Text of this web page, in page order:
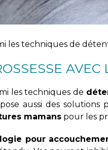
les techniques de
AVEC
les techniques de
aussi des solutions
mamans pour les
pour